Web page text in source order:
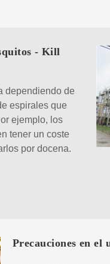
- Kill
dependiendo de
espirales que
ejemplo, los
tener un coste
por docena.
Precauciones en el